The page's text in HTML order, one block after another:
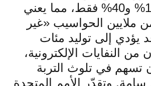
تتراوح بين 14% و40% فقط، مما يعني
ملايين الحواسيب «غير
يؤدي إلى توليد مئات
من النفايات الإلكترونية،
تسهم في تلوث التربة
سامة. وتقدّر الأمم المتحدة